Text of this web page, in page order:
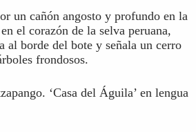
un cañón angosto y profundo en la
el corazón de la selva peruana,
al borde del bote y señala un cerro
frondosos.
‘Casa del Águila’ en lengua